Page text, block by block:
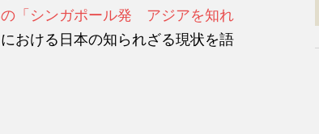
の「シンガポール発 アジアを知れ
おける日本の知られざる現状を語